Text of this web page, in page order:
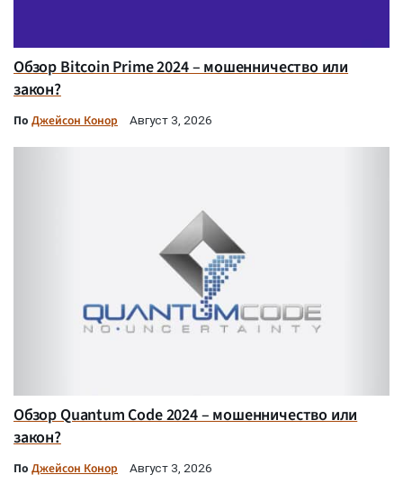
Обзор Bitcoin Prime 2024 – мошенничество или
закон?
По Джейсон Конор Август 3, 2026
Обзор Quantum Code 2024 – мошенничество или
закон?
По Джейсон Конор Август 3, 2026